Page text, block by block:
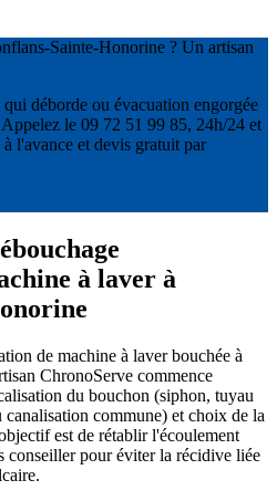
Sainte-Honorine ? Un artisan
déborde ou évacuation engorgée
le 09 72 51 99 85, 24h/24 et
l'avance et devis gratuit par
à laver à
de machine à laver bouchée à
ChronoServe commence
du bouchon (siphon, tuyau
commune) et choix de la
est de rétablir l'écoulement
conseiller pour éviter la récidive liée